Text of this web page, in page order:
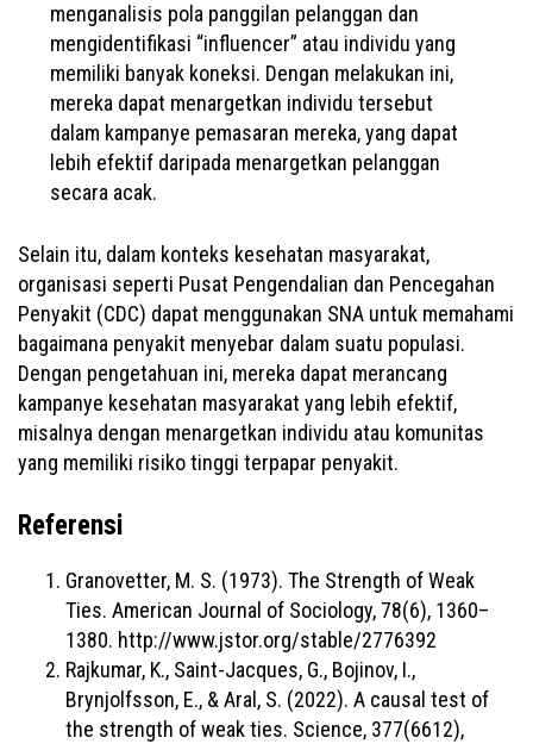
menganalisis pola panggilan pelanggan dan
mengidentifikasi “influencer” atau individu yang
memiliki banyak koneksi. Dengan melakukan ini,
mereka dapat menargetkan individu tersebut
dalam kampanye pemasaran mereka, yang dapat
lebih efektif daripada menargetkan pelanggan
secara acak.
Selain itu, dalam konteks kesehatan masyarakat,
organisasi seperti Pusat Pengendalian dan Pencegahan
Penyakit (CDC) dapat menggunakan SNA untuk memahami
bagaimana penyakit menyebar dalam suatu populasi.
Dengan pengetahuan ini, mereka dapat merancang
kampanye kesehatan masyarakat yang lebih efektif,
misalnya dengan menargetkan individu atau komunitas
yang memiliki risiko tinggi terpapar penyakit.
Referensi
Granovetter, M. S. (1973). The Strength of Weak
Ties. American Journal of Sociology, 78(6), 1360–
1380. http://www.jstor.org/stable/2776392
Rajkumar, K., Saint-Jacques, G., Bojinov, I.,
Brynjolfsson, E., & Aral, S. (2022). A causal test of
the strength of weak ties. Science, 377(6612),